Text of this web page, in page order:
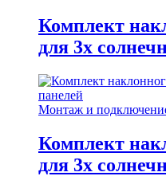
Комплект
для 3х
Монтаж и
Комплект
для 3х